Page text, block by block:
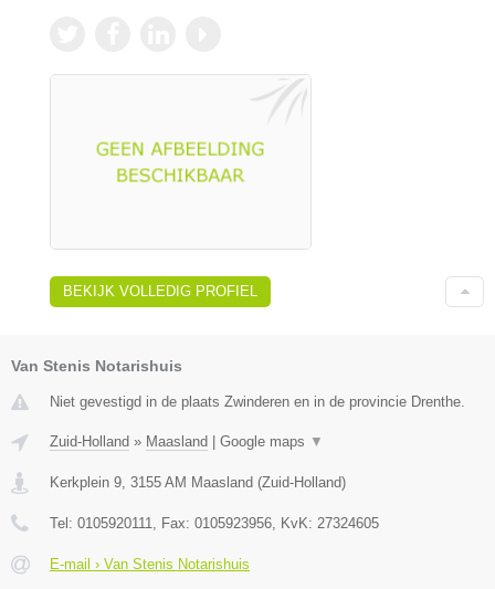
BEKIJK VOLLEDIG PROFIEL
Van Stenis Notarishuis
Niet gevestigd in de plaats Zwinderen en in de provincie Drenthe.
Zuid-Holland » Maasland Google maps ▼
Kerkplein 9, 3155 AM Maasland (Zuid-Holland)
Tel: 0105920111, Fax: 0105923956, KvK: 27324605
E-mail › Van Stenis Notarishuis